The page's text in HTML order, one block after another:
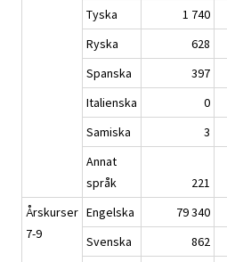
Tyska
1 740
Ryska
628
Spanska
397
Italienska
0
Samiska
3
Annat
språk
221
Årskurser
7-9
Engelska 79 340
Svenska
862